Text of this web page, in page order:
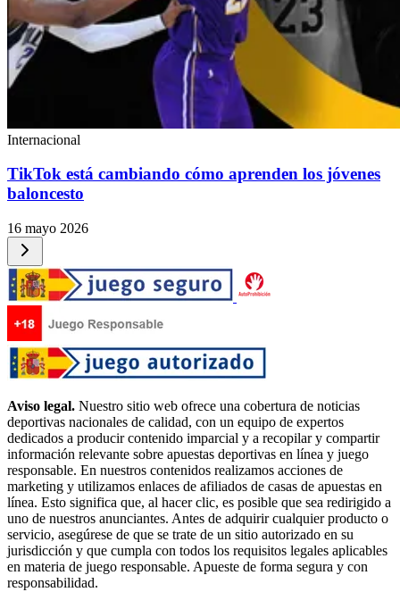
Internacional
TikTok está cambiando cómo aprenden los jóvenes
baloncesto
16 mayo 2026
Aviso legal. Nuestro sitio web ofrece una cobertura de noticias
deportivas nacionales de calidad, con un equipo de expertos
dedicados a producir contenido imparcial y a recopilar y compartir
información relevante sobre apuestas deportivas en línea y juego
responsable. En nuestros contenidos realizamos acciones de
marketing y utilizamos enlaces de afiliados de casas de apuestas en
línea. Esto significa que, al hacer clic, es posible que sea redirigido a
uno de nuestros anunciantes. Antes de adquirir cualquier producto o
servicio, asegúrese de que se trate de un sitio autorizado en su
jurisdicción y que cumpla con todos los requisitos legales aplicables
en materia de juego responsable. Apueste de forma segura y con
responsabilidad.